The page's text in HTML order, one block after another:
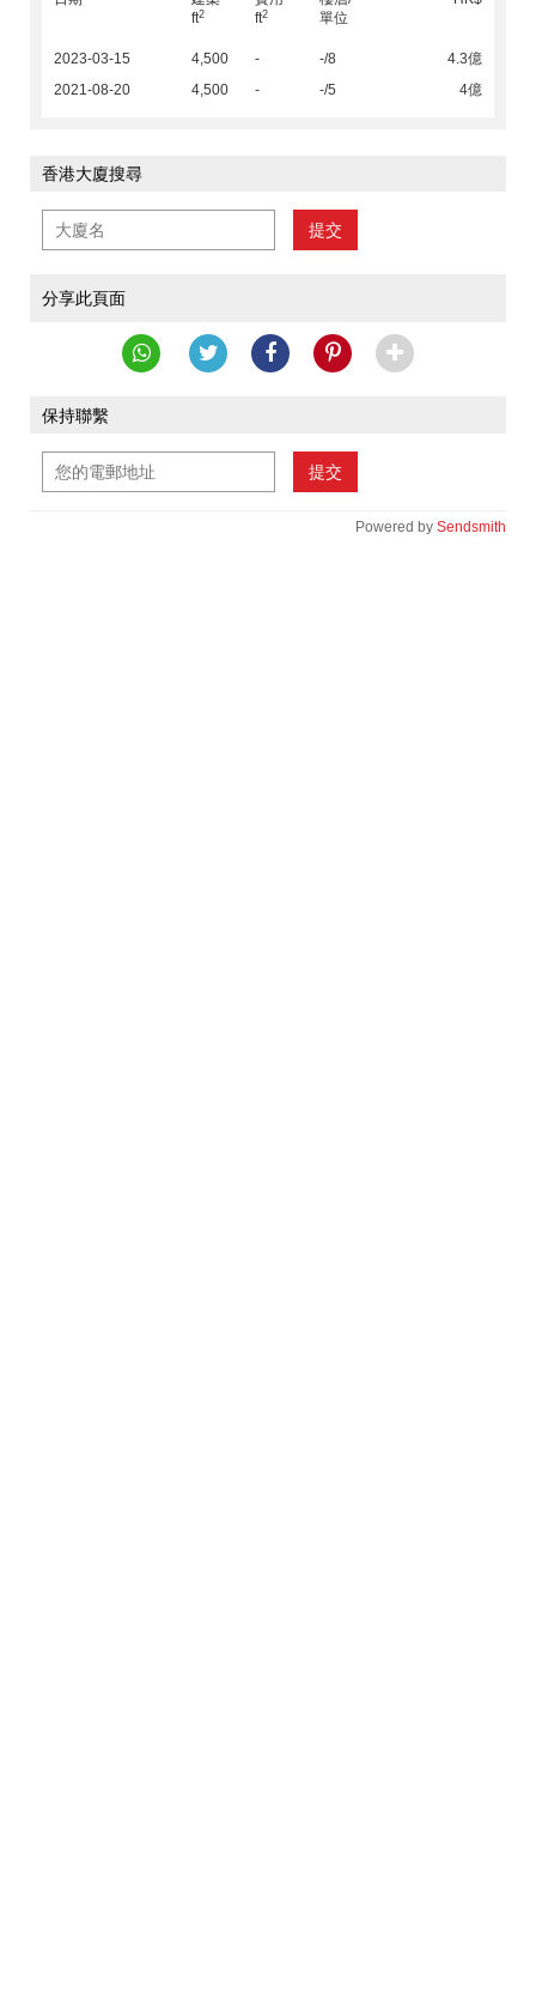
ft2
ft2
單位
2023-03-15 4,500 - -/8
4.3億
2021-08-20
4,500 - -/5 4億
香港大廈搜尋
提交
分享此頁面
保持聯繫
提交
Powered by Sendsmith